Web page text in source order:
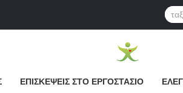
ΕΠΙΣΚΈΨΕΙΣ ΣΤΟ ΕΡΓΟΣΤΆΣΙΟ